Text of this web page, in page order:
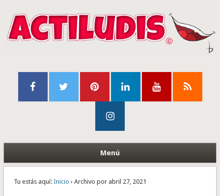
Menú
Tu estás aquí: Inicio › Archivo por abril 27, 2021